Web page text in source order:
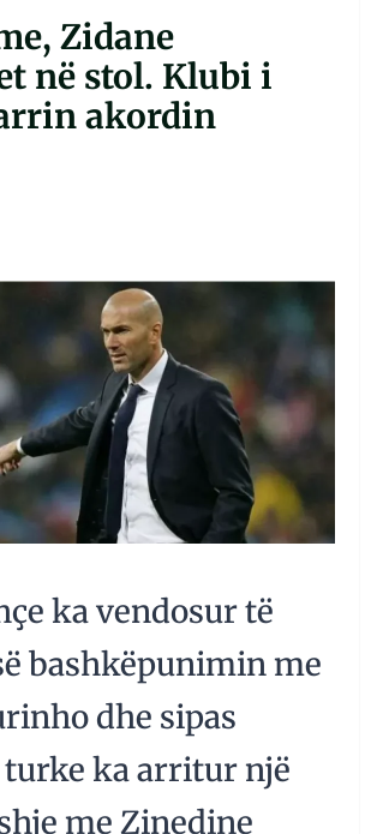
Zidane
në stol. Klubi i
akordin
ka vendosur të
bashkëpunimin me
dhe sipas
ka arritur një
me Zinedine